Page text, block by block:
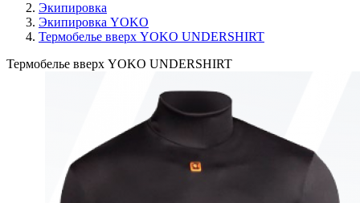
Экипировка
Экипировка YOKO
Термобелье вверх YOKO UNDERSHIRT
Термобелье вверх YOKO UNDERSHIRT